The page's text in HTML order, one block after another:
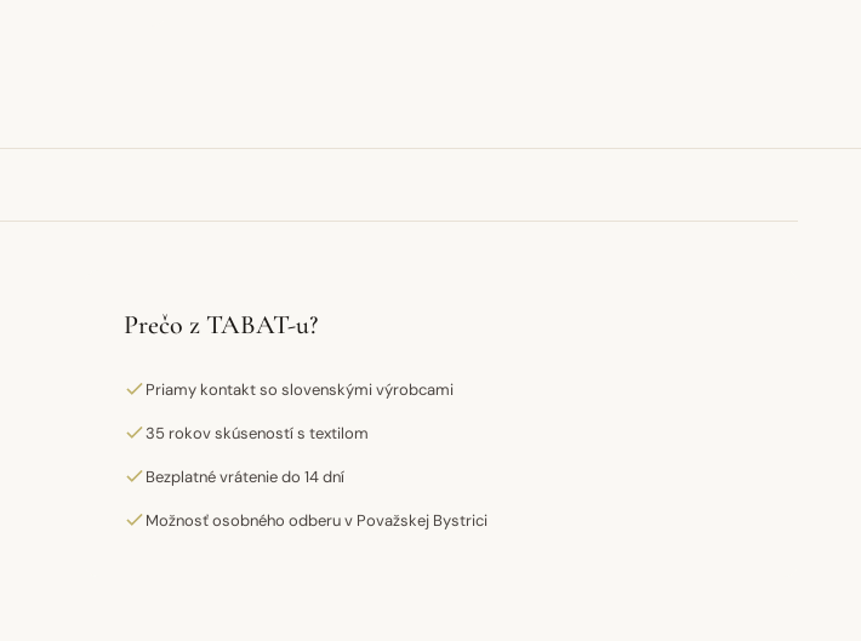
Prečo z TABAT-u?
Priamy kontakt so slovenskými výrobcami
35 rokov skúseností s textilom
Bezplatné vrátenie do 14 dní
Možnosť osobného odberu v Považskej Bystrici